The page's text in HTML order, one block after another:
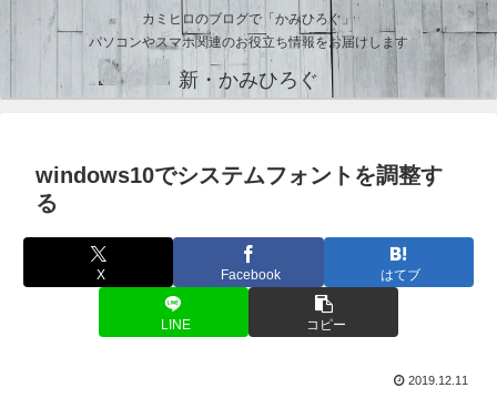
カミヒロのブログで「かみひろぐ」
パソコンやスマホ関連のお役立ち情報をお届けします
新・かみひろぐ
windows10でシステムフォントを調整す
る
X Facebook はてブ
LINE コピー
2019.12.11